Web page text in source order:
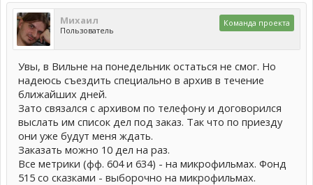
Михаил
Пользователь
Команда проекта
Увы, в Вильне на понедельник остаться не смог. Но
надеюсь съездить специально в архив в течение
ближайших дней.
Зато связался с архивом по телефону и договорился
выслать им список дел под заказ. Так что по приезду
они уже будут меня ждать.
Заказать можно 10 дел на раз.
Все метрики (фф. 604 и 634) - на микрофильмах. Фонд
515 со сказками - выборочно на микрофильмах.